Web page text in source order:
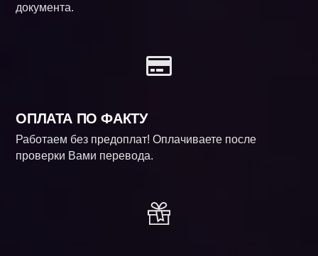
документа.
ОПЛАТА ПО ФАКТУ
Работаем без предоплат! Оплачиваете после
проверки Вами перевода.